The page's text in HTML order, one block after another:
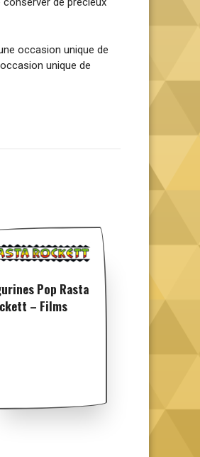
occasion unique de
unique de
Pop Rasta
– Films